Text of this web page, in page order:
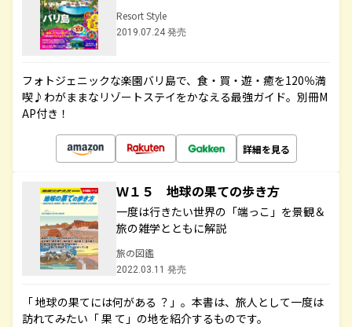
Resort Style
2019.07.24 発売
フォトジェニックな楽園バリ島で、食・買・遊・癒を120％満
喫♪わがままなリゾートステイをかなえる最強ガイド。別冊M
AP付き！
詳細を見る
Ｗ１５ 地球の果ての歩き方
一度は行きたい世界の「端っこ」を景観＆
旅の雑学とともに解説
旅の図鑑
2022.03.11 発売
「 地球の果てには何がある ？」。本書は、旅人として一度は
訪れてみたい「 果 て」の地を紹介するものです。